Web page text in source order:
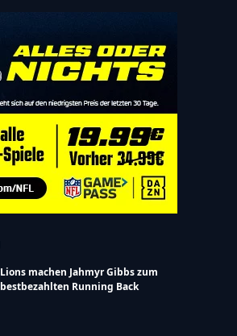
Lions machen Jahmyr Gibbs zum
bestbezahlten Running Back